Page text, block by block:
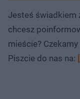
Jesteś świadkiem
chcesz
mieście?
Piszcie do nas na: